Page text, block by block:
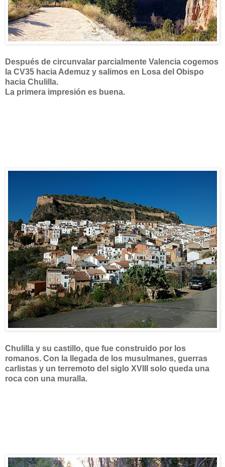
Después de circunvalar parcialmente Valencia cogemos
la CV35 hacia Ademuz y salimos en Losa del Obispo
hacia Chulilla.
La primera impresión es buena.
Chulilla y su castillo, que fue construido por los
romanos. Con la llegada de los musulmanes, guerras
carlistas y un terremoto del siglo XVIII solo queda una
roca con una muralla.